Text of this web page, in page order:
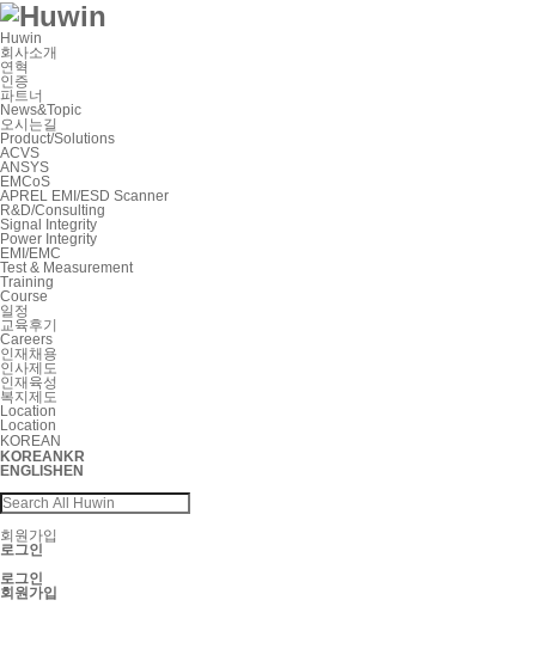
Huwin
회사소개
연혁
인증
파트너
News&Topic
오시는길
Product/Solutions
ACVS
ANSYS
EMCoS
APREL EMI/ESD Scanner
R&D/Consulting
Signal Integrity
Power Integrity
EMI/EMC
Test & Measurement
Training
Course
일정
교육후기
Careers
인재채용
인사제도
인재육성
복지제도
Location
Location
KOREAN
KOREANKR
ENGLISHEN
회원가입
로그인
로그인
회원가입